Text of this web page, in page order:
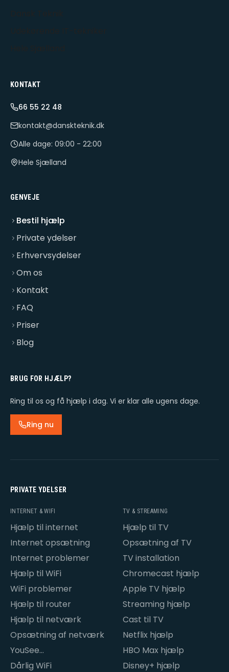
KONTAKT
66 55 22 48
kontakt@danskteknik.dk
Alle dage: 09:00 - 22:00
Hele Sjælland
GENVEJE
Bestil hjælp
Private ydelser
Erhvervsydelser
Om os
Kontakt
FAQ
Priser
Blog
BRUG FOR HJÆLP?
Ring til os og få hjælp i dag. Vi er klar alle ugens dage.
Ring nu
PRIVATE YDELSER
INTERNET & WIFI
Hjælp til internet
Internet opsætning
Internet problemer
Hjælp til WiFi
WiFi problemer
Hjælp til router
Hjælp til netværk
Opsætning af netværk
YouSee
internetproblemer
Dårlig WiFi
TV & STREAMING
Hjælp til TV
Opsætning af TV
TV installation
Chromecast hjælp
Apple TV hjælp
Streaming hjælp
Cast til TV
Netflix hjælp
HBO Max hjælp
Disney+ hjælp